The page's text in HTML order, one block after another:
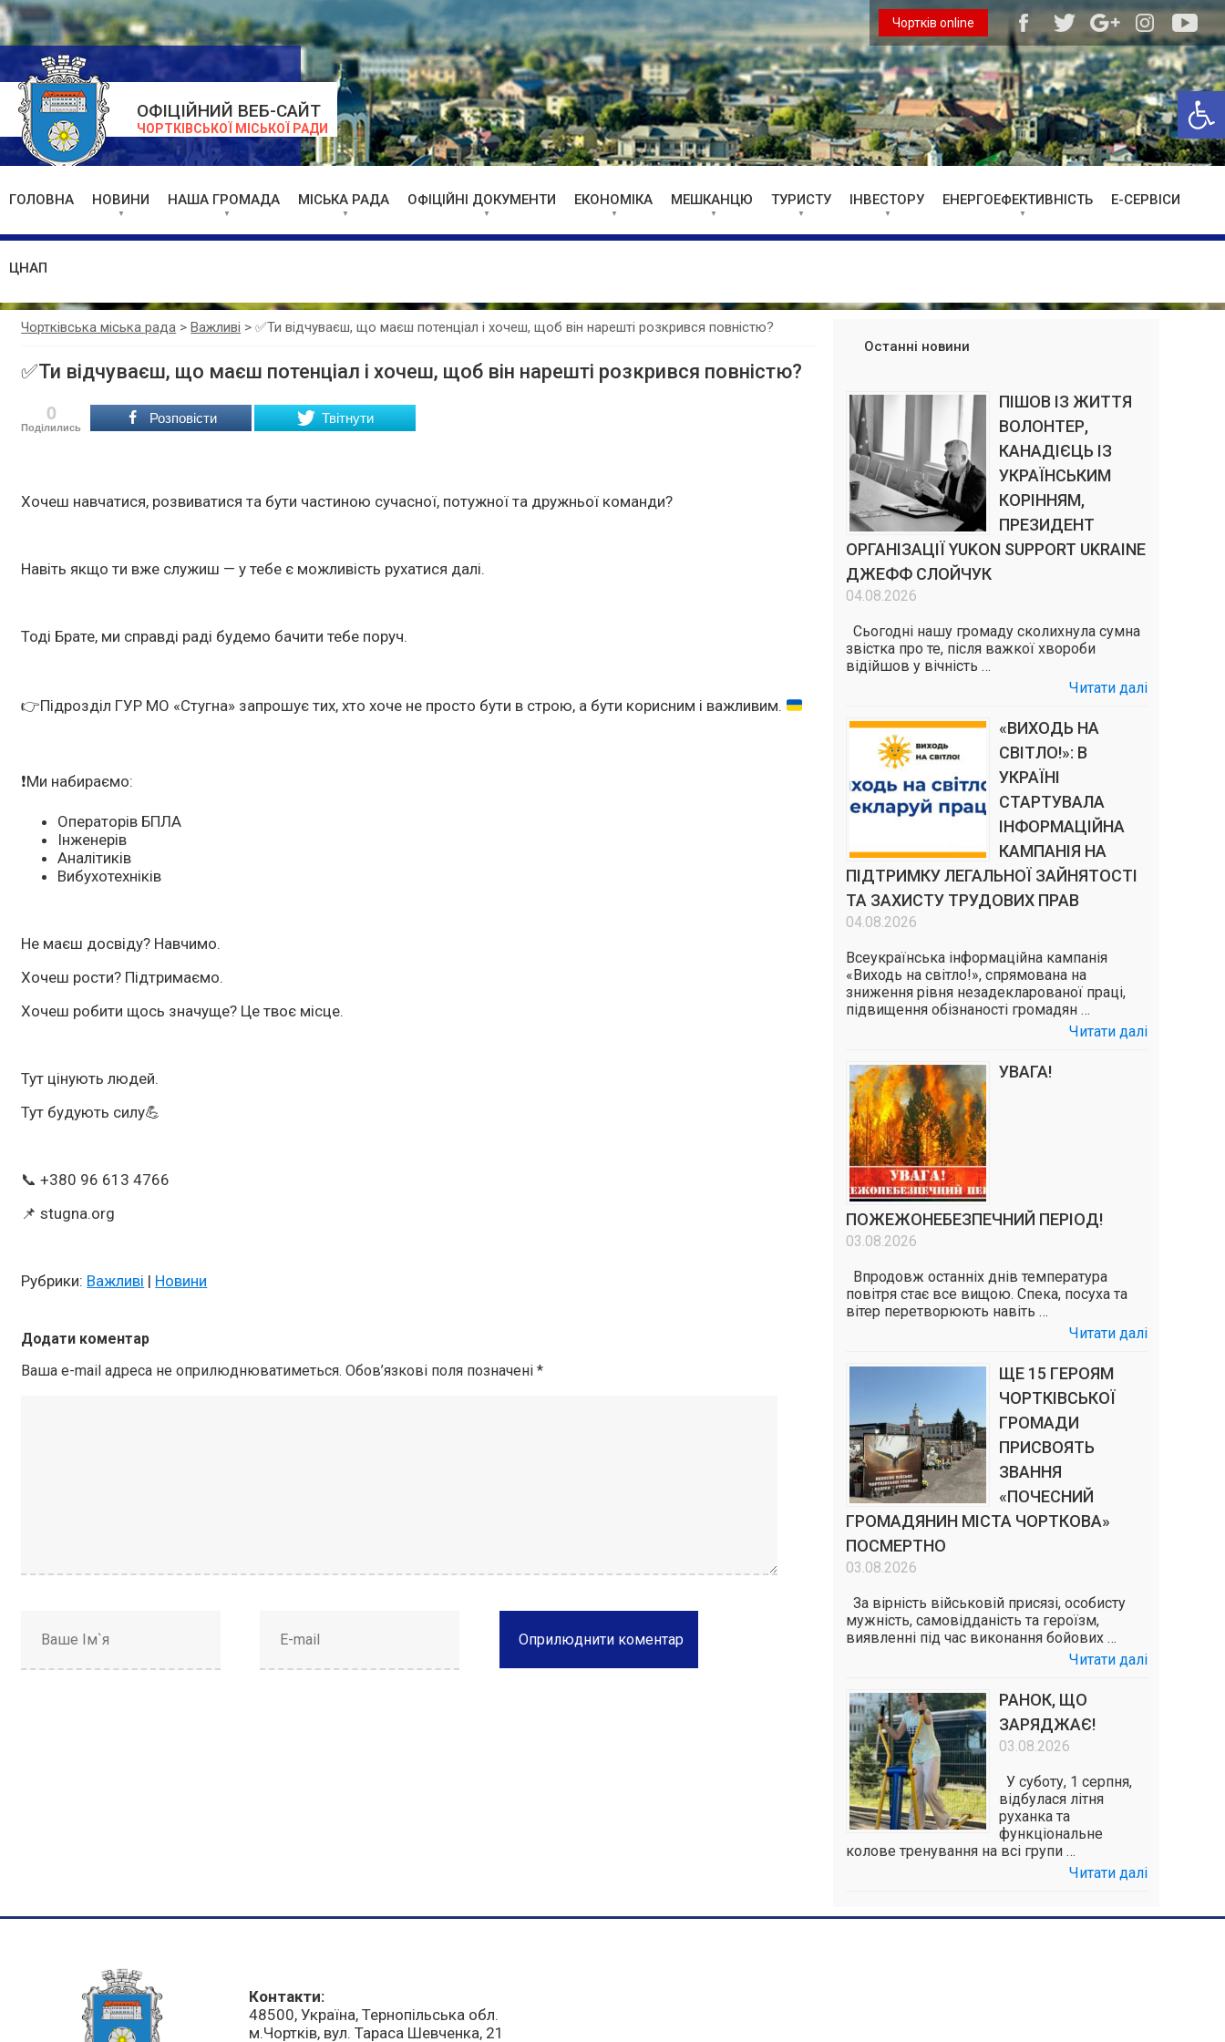
ОФІЦІЙНИЙ ВЕБ-САЙТ
ЧОРТКІВСЬКОЇ МІСЬКОЇ РАДИ
Чортків online
ГОЛОВНА НОВИНИ НАША ГРОМАДА МІСЬКА РАДА ОФІЦІЙНІ ДОКУМЕНТИ ЕКОНОМІКА МЕШКАНЦЮ ТУРИСТУ ІНВЕСТОРУ ЕНЕРГОЕФЕКТИВНІСТЬ Е-СЕРВІСИ
ЦНАП
Чортківська міська рада >Важливі >✅Ти відчуваєш, що маєш потенціал і хочеш, щоб він нарешті розкрився повністю?
✅Ти відчуваєш, що маєш потенціал і хочеш, щоб він нарешті розкрився повністю?
0
Поділились
Розповісти Твітнути
Хочеш навчатися, розвиватися та бути частиною сучасної, потужної та дружньої команди?
Навіть якщо ти вже служиш — у тебе є можливість рухатися далі.
Тоді Брате, ми справді раді будемо бачити тебе поруч.
👉Підрозділ ГУР МО «Стугна» запрошує тих, хто хоче не просто бути в строю, а бути корисним і важливим.
❗️Ми набираємо:
Операторів БПЛА
Інженерів
Аналітиків
Вибухотехніків
Не маєш досвіду? Навчимо.
Хочеш рости? Підтримаємо.
Хочеш робити щось значуще? Це твоє місце.
Тут цінують людей.
Тут будують силу💪
📞 +380 96 613 4766
📌 stugna.org
Рубрики: Важливі | Новини
Додати коментар
Ваша e-mail адреса не оприлюднюватиметься. Обов’язкові поля позначені*
Останні новини
ПІШОВ ІЗ ЖИТТЯ
ВОЛОНТЕР,
КАНАДІЄЦЬ ІЗ
УКРАЇНСЬКИМ
КОРІННЯМ,
ПРЕЗИДЕНТ
ОРГАНІЗАЦІЇ YUKON SUPPORT UKRAINE
ДЖЕФФ СЛОЙЧУК
04.08.2026
Сьогодні нашу громаду сколихнула сумна
звістка про те, після важкої хвороби
відійшов у вічність …
Читати далі
«ВИХОДЬ НА
СВІТЛО!»: В
УКРАЇНІ
СТАРТУВАЛА
ІНФОРМАЦІЙНА
КАМПАНІЯ НА
ПІДТРИМКУ ЛЕГАЛЬНОЇ ЗАЙНЯТОСТІ
ТА ЗАХИСТУ ТРУДОВИХ ПРАВ
04.08.2026
Всеукраїнська інформаційна кампанія
«Виходь на світло!», спрямована на
зниження рівня незадекларованої праці,
підвищення обізнаності громадян …
Читати далі
УВАГА!
ПОЖЕЖОНЕБЕЗПЕЧНИЙ ПЕРІОД!
03.08.2026
Впродовж останніх днів температура
повітря стає все вищою. Спека, посуха та
вітер перетворюють навіть …
Читати далі
ЩЕ 15 ГЕРОЯМ
ЧОРТКІВСЬКОЇ
ГРОМАДИ
ПРИСВОЯТЬ
ЗВАННЯ
«ПОЧЕСНИЙ
ГРОМАДЯНИН МІСТА ЧОРТКОВА»
ПОСМЕРТНО
03.08.2026
За вірність військовій присязі, особисту
мужність, самовідданість та героїзм,
виявленні під час виконання бойових …
Читати далі
РАНОК, ЩО
ЗАРЯДЖАЄ!
03.08.2026
У суботу, 1 серпня,
відбулася літня
руханка та
функціональне
колове тренування на всі групи …
Читати далі
Контакти:
48500, Україна, Тернопільська обл.
м.Чортків, вул. Тараса Шевченка, 21